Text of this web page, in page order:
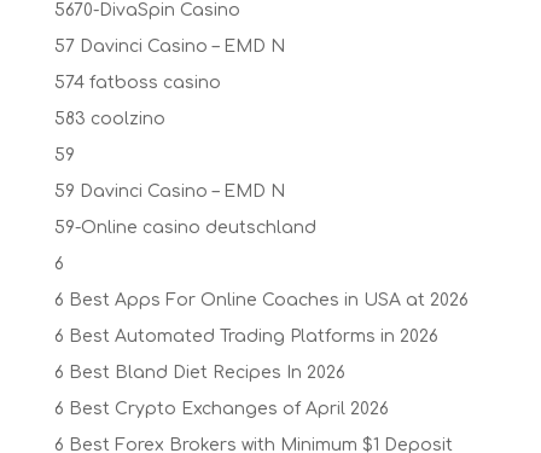
5670-DivaSpin Casino
57 Davinci Casino – EMD N
574 fatboss casino
583 coolzino
59
59 Davinci Casino – EMD N
59-Online casino deutschland
6
6 Best Apps For Online Coaches in USA at 2026
6 Best Automated Trading Platforms in 2026
6 Best Bland Diet Recipes In 2026
6 Best Crypto Exchanges of April 2026
6 Best Forex Brokers with Minimum $1 Deposit ️